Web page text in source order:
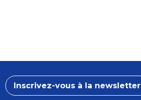
Inscrivez-vous à la newsletter